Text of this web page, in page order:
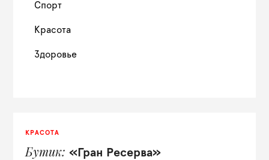
Спорт
Красота
Здоровье
КРАСОТА
Бутик «Гран Ресерва»